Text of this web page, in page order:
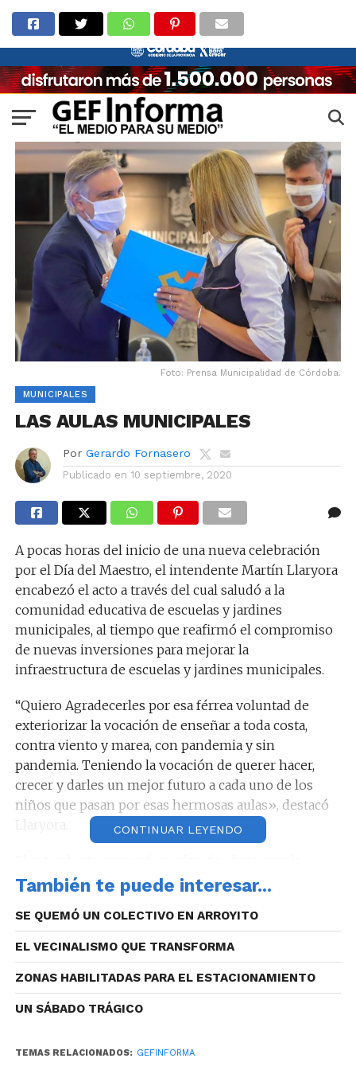
Foto: Prensa Municipalidad de Córdoba.
MUNICIPALES
LAS AULAS MUNICIPALES
Por Gerardo Fornasero
Publicado en 10 septiembre, 2020
A pocas horas del inicio de una nueva celebración
por el Día del Maestro, el intendente Martín Llaryora
encabezó el acto a través del cual saludó a la
comunidad educativa de escuelas y jardines
municipales, al tiempo que reafirmó el compromiso
de nuevas inversiones para mejorar la
infraestructura de escuelas y jardines municipales.
“Quiero Agradecerles por esa férrea voluntad de
exteriorizar la vocación de enseñar a toda costa,
contra viento y marea, con pandemia y sin
pandemia. Teniendo la vocación de querer hacer,
crecer y darles un mejor futuro a cada uno de los
niños que pasan por esas hermosas aulas», destacó
Llaryora.
construcción de 34 nuevas aulas – de las cuales 8
serán ejecutadas en una primera etapa – con una
inversión total aproximada de 120 millones de
pesos.
El plan de inversiones se completará con 49
millones de pesos en infraestructura y la compra –
ya realizada- de mobiliario escolar por un monto de
CONTINUAR LEYENDO
También te puede interesar...
SE QUEMÓ UN COLECTIVO EN ARROYITO
EL VECINALISMO QUE TRANSFORMA
ZONAS HABILITADAS PARA EL ESTACIONAMIENTO
UN SÁBADO TRÁGICO
TEMAS RELACIONADOS: GEFINFORMA